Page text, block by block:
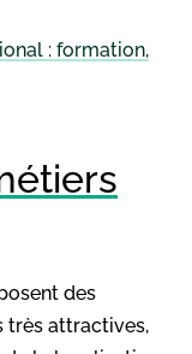
: formation,
des
très attractives,